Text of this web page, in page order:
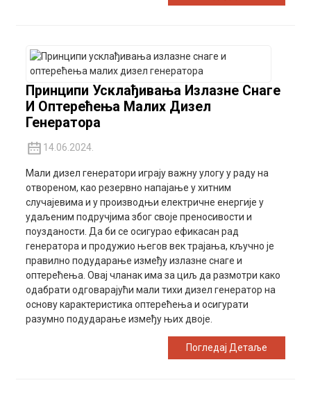
Принципи Усклађивања Излазне Снаге
И Оптерећења Малих Дизел
Генератора
14.06.2024.
Мали дизел генератори играју важну улогу у раду на
отвореном, као резервно напајање у хитним
случајевима и у производњи електричне енергије у
удаљеним подручјима због своје преносивости и
поузданости. Да би се осигурао ефикасан рад
генератора и продужио његов век трајања, кључно је
правилно подударање између излазне снаге и
оптерећења. Овај чланак има за циљ да размотри како
одабрати одговарајући мали тихи дизел генератор на
основу карактеристика оптерећења и осигурати
разумно подударање између њих двоје.
Погледај Детаље